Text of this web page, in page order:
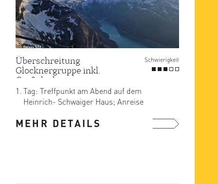
Überschreitung
Glocknergruppe inkl.
Großglockner
Schwierigkeit
Tag: Treffpunkt am Abend auf dem
Heinrich- Schwaiger Haus; Anreise
MEHR DETAILS